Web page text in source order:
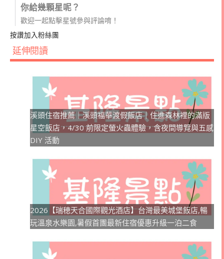
你給幾顆星呢？
歡迎一起點擊星號參與評論唷！
按讚加入粉絲團
延伸閱讀
溪頭住宿推薦｜溪頭福華渡假飯店｜住進森林裡的滿版
星空飯店，4/30 前限定螢火蟲體驗，含夜間導覽與五感
DIY 活動
2026【瑞穂天合國際觀光酒店】台灣最美城堡飯店,暢
玩溫泉水樂園,暑假首團最新住宿優惠升級一泊二食